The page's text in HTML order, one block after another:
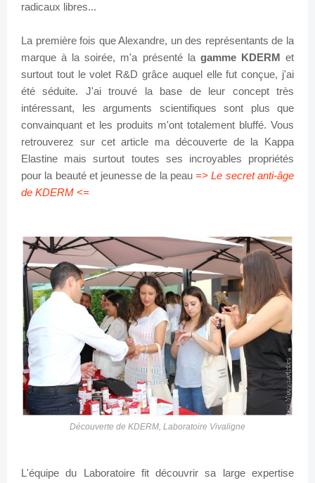
radicaux libres...
La première fois que Alexandre, un des représentants de la
marque à la soirée, m'a présenté la gamme KDERM et
surtout tout le volet R&D grâce auquel elle fut conçue, j'ai
été séduite. J'ai trouvé la base de leur concept très
intéressant, les arguments scientifiques sont plus que
convainquant et les produits m'ont totalement bluffé. Vous
retrouverez sur cet article ma découverte de la Kappa
Elastine mais surtout toutes ses incroyables propriétés
pour la beauté et jeunesse de la peau => Le secret anti-âge
de KDERM <=
Découverte de KDERM, Laboratoire Vivaligne
L'équipe du Laboratoire fit découvrir sa large expertise